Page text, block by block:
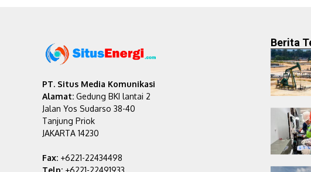
PT. Situs Media Komunikasi
Alamat: Gedung BKI lantai 2
Jalan Yos Sudarso 38-40
Tanjung Priok
JAKARTA 14230
Fax: +6221-22434498
Berita